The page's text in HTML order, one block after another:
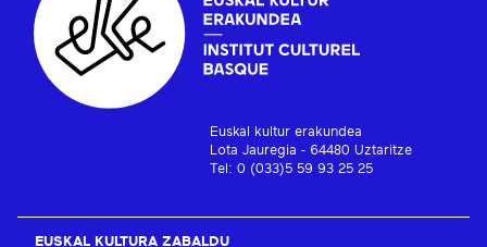
Euskal kultur erakundea
Lota Jauregia - 64480 Uztaritze
Tel: 0 (033)5 59 93 25 25
EUSKAL KULTURA ZABALDU